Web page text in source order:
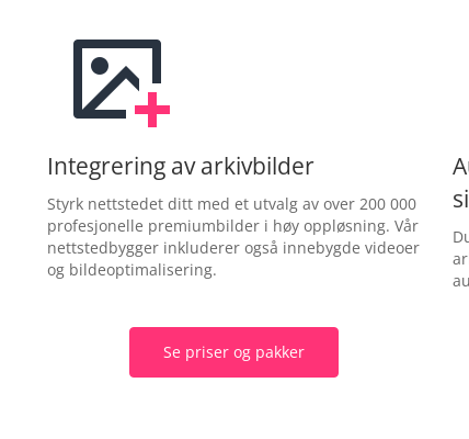
Integrering av arkivbilder
Styrk nettstedet ditt med et utvalg av over 200 000
profesjonelle premiumbilder i høy oppløsning. Vår
nettstedbygger inkluderer også innebygde videoer
og bildeoptimalisering.
Se priser og pakker